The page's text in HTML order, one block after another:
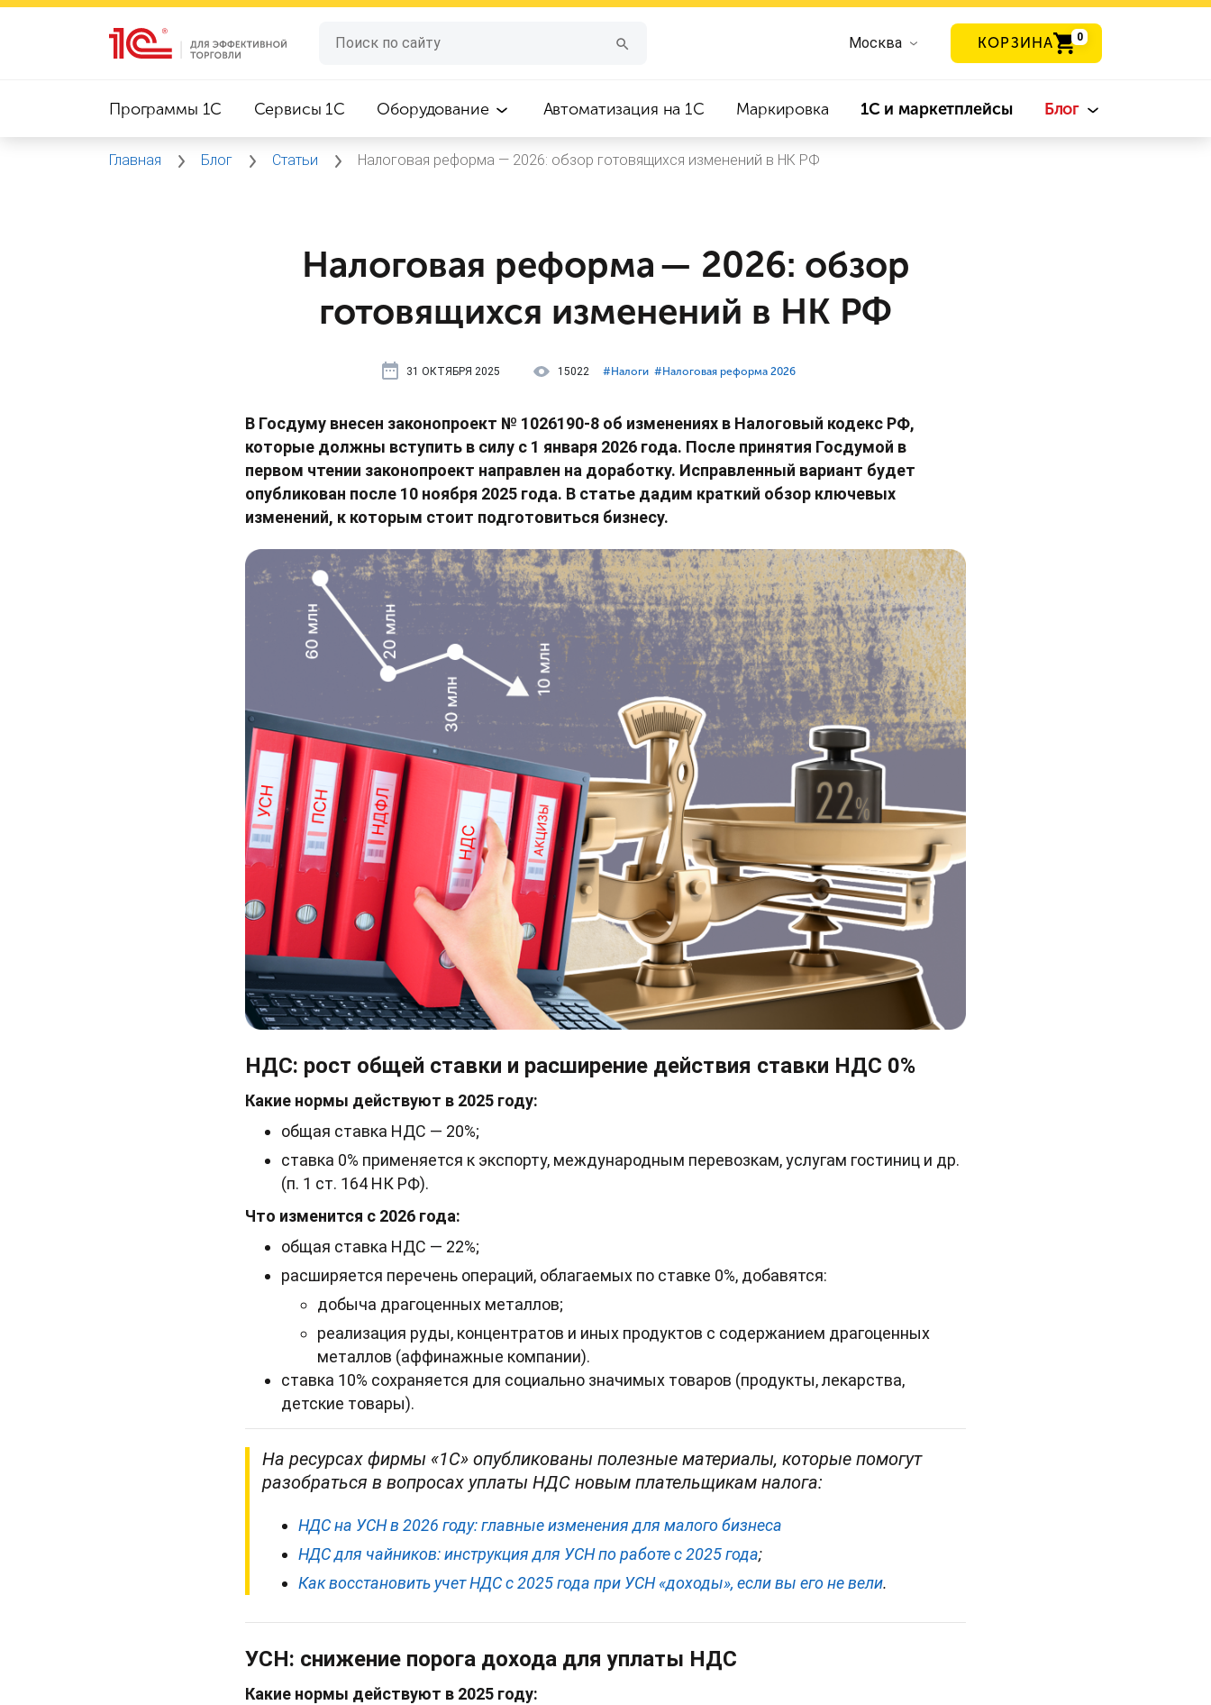
Москва КОРЗИНА 0
Программы 1C Сервисы 1C Оборудование Автоматизация на 1С Маркировка 1С и маркетплейсы Блог
Главная Блог Статьи Налоговая реформа — 2026: обзор готовящихся изменений в НК РФ
Налоговая реформа — 2026: обзор
готовящихся изменений в НК РФ
31 ОКТЯБРЯ 2025 15022 #⁣Налоги #⁣Налоговая реформа 2026
В Госдуму внесен законопроект № 1026190-8 об изменениях в Налоговый кодекс РФ,
которые должны вступить в силу с 1 января 2026 года. После принятия Госдумой в
первом чтении законопроект направлен на доработку. Исправленный вариант будет
опубликован после 10 ноября 2025 года. В статье дадим краткий обзор ключевых
изменений, к которым стоит подготовиться бизнесу.
НДС: рост общей ставки и расширение действия ставки НДС 0%
Какие нормы действуют в 2025 году:
общая ставка НДС — 20%;
ставка 0% применяется к экспорту, международным перевозкам, услугам гостиниц и др.
(п. 1 ст. 164 НК РФ).
Что изменится с 2026 года:
общая ставка НДС — 22%;
расширяется перечень операций, облагаемых по ставке 0%, добавятся:
добыча драгоценных металлов;
реализация руды, концентратов и иных продуктов с содержанием драгоценных
металлов (аффинажные компании).
ставка 10% сохраняется для социально значимых товаров (продукты, лекарства,
детские товары).
На ресурсах фирмы «1С» опубликованы полезные материалы, которые помогут
разобраться в вопросах уплаты НДС новым плательщикам налога:
НДС на УСН в 2026 году: главные изменения для малого бизнеса
НДС для чайников: инструкция для УСН по работе с 2025 года;
Как восстановить учет НДС с 2025 года при УСН «доходы», если вы его не вели.
УСН: снижение порога дохода для уплаты НДС
Какие нормы действуют в 2025 году: